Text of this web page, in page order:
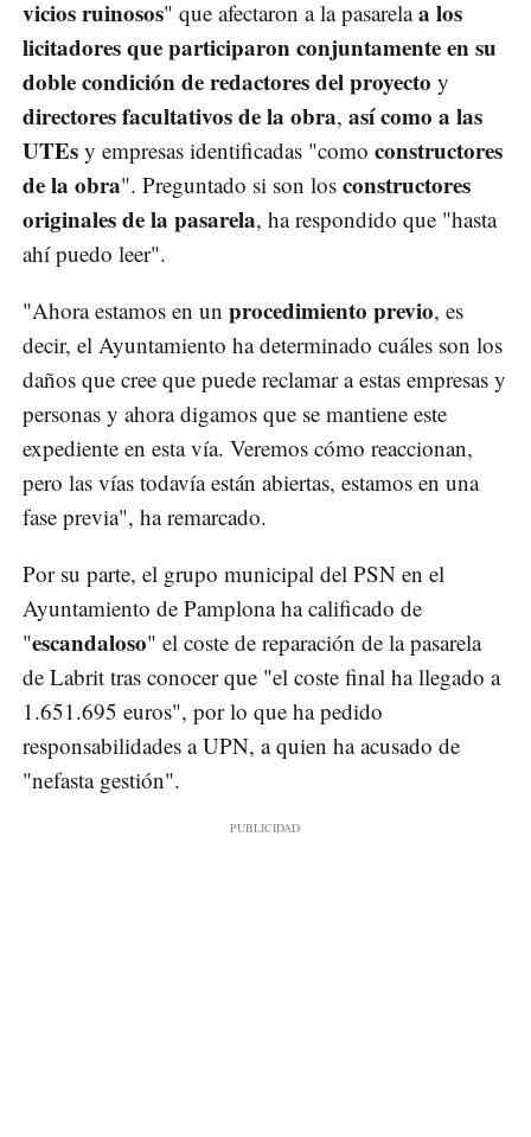
vicios ruinosos" que afectaron a la pasarelaa los
licitadores que participaron conjuntamente en su
doble condición de redactores del proyecto y
directores facultativos de la obra, así como a las
UTEs y empresas identificadas "como constructores
de la obra". Preguntado si son los constructores
originales de la pasarela, ha respondido que "hasta
ahí puedo leer".
"Ahora estamos en un procedimiento previo, es
decir, el Ayuntamiento ha determinado cuáles son los
daños que cree que puede reclamar a estas empresas y
personas y ahora digamos que se mantiene este
expediente en esta vía. Veremos cómo reaccionan,
pero las vías todavía están abiertas, estamos en una
fase previa", ha remarcado.
Por su parte, el grupo municipal del PSN en el
Ayuntamiento de Pamplona ha calificado de
"escandaloso" el coste de reparación de la pasarela
de Labrit tras conocer que "el coste final ha llegado a
1.651.695 euros", por lo que ha pedido
responsabilidades a UPN, a quien ha acusado de
"nefasta gestión".